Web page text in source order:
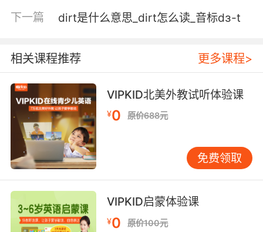
这儿所有的监控都被我弄坏了
解除掉 不行 这连了硬件
6. It would be fun for a while, and I'd get
disability.
刚开始会很享受的 然后就残疾了
7. I disabled it when we left cybercom.
8. disable the controls so he can't get out.
下一篇 dirt是什么意思_dirt怎么读_音标dɜ-t
相关课程推荐 更多课程>
VIPKID北美外教试听体验课
¥0 原价688元
免费领取
VIPKID启蒙体验课
¥0 原价100元